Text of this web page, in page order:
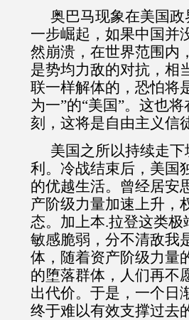
奥巴马现象在美国
一步崛起，如果中国并
然崩溃，在世界范围内
是势均力敌的对抗，相
联一样解体的，恐怕将
为一”的“美国”。这也
刻，这将是自由主义信
美国之所以持续走
利。冷战结束后，美国
的优越生活。曾经居安
产阶级力量加速上升，
态。加上本.拉登这类极
敏感脆弱，分不清敌我
体，随着资产阶级力量
的堕落群体，人们再不
出代价。于是，一个日
终于难以有效支撑过去